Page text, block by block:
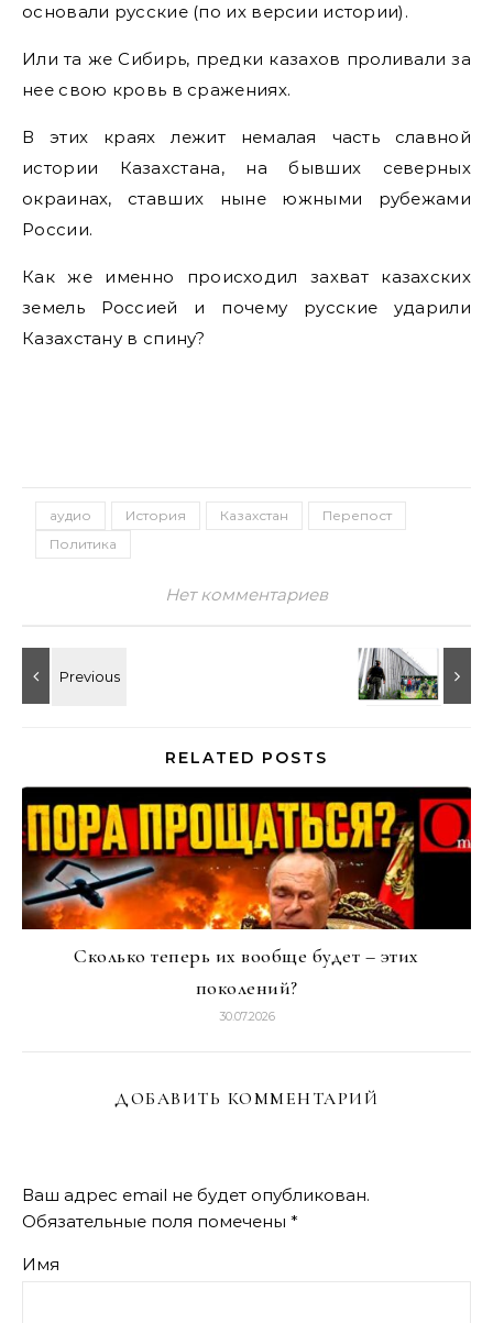
основали русские (по их версии истории).
Или та же Сибирь, предки казахов проливали за
нее свою кровь в сражениях.
В этих краях лежит немалая часть славной
истории Казахстана, на бывших северных
окраинах, ставших ныне южными рубежами
России.
Как же именно происходил захват казахских
земель Россией и почему русские ударили
Казахстану в спину?
аудио История Казахстан
Перепост
Политика
Нет комментариев
RELATED POSTS
Сколько теперь их вообще будет – этих
поколений?
30.07.2026
ДОБАВИТЬ КОММЕНТАРИЙ
Ваш адрес email не будет опубликован.
Обязательные поля помечены *
Имя